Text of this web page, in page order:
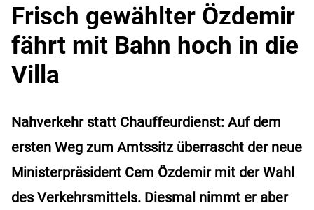
Frisch gewählter Özdemir
fährt mit Bahn hoch in die
Villa
Nahverkehr statt Chauffeurdienst: Auf dem
ersten Weg zum Amtssitz überrascht der neue
Ministerpräsident Cem Özdemir mit der Wahl
des Verkehrsmittels. Diesmal nimmt er aber